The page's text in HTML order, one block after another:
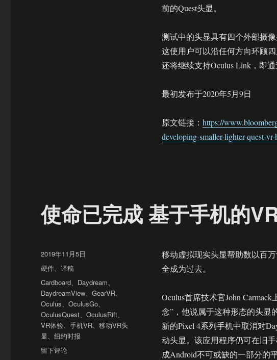
前的Quest头显。
测试中的头显具有四个外部摄
这使用户可以沿任何方向环顾
还将继续支持Oculus Link，即
最初发布于2020年5月9日
原文链接： https://
developing-smaller-lighter-quest-vr-
使命已完成 基于手机的
移动虚拟现实头显帮助数以百
全成为过去。
Oculus首席技术官John
念”，他说属于这种形态的头显
新的Pixel 4系列手机中取消对
动头显。该应用程序仍可在旧
成Android不可或缺的一部分的平
发
布
于
2019年11月5日
分
类
硬件、译稿
标
签
Cardboard、 Daydream、
DaydreamView、GearVR、
Oculus、OculusGo、
OculusQuest、OculusRift、
VR体验、手机VR、移动VR头
显、纽约时报
于
留下评论